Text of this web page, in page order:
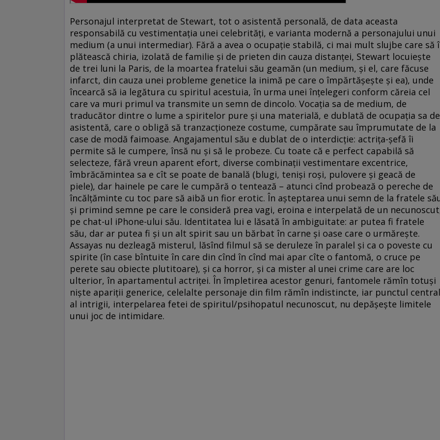
Personajul interpretat de Stewart, tot o asistentă personală, de data aceasta
responsabilă cu vestimentaţia unei celebrităţi, e varianta modernă a personajului unui
medium (a unui intermediar). Fără a avea o ocupaţie stabilă, ci mai mult slujbe care să
plătească chiria, izolată de familie şi de prieten din cauza distanţei, Stewart locuieşte
de trei luni la Paris, de la moartea fratelui său geamăn (un medium, şi el, care făcuse
infarct, din cauza unei probleme genetice la inimă pe care o împărtăşeşte şi ea), unde
încearcă să ia legătura cu spiritul acestuia, în urma unei înţelegeri conform căreia cel
care va muri primul va transmite un semn de dincolo. Vocaţia sa de medium, de
traducător dintre o lume a spiritelor pure şi una materială, e dublată de ocupaţia sa de
asistentă, care o obligă să tranzacţioneze costume, cumpărate sau împrumutate de la
case de modă faimoase. Angajamentul său e dublat de o interdicţie: actriţa-şefă îi
permite să le cumpere, însă nu şi să le probeze. Cu toate că e perfect capabilă să
selecteze, fără vreun aparent efort, diverse combinaţii vestimentare excentrice,
îmbrăcămintea sa e cît se poate de banală (blugi, tenişi roşi, pulovere şi geacă de
piele), dar hainele pe care le cumpără o tentează – atunci cînd probează o pereche de
încălţăminte cu toc pare să aibă un fior erotic. În aşteptarea unui semn de la fratele
şi primind semne pe care le consideră prea vagi, eroina e interpelată de un
pe chat-ul iPhone-ului său. Identitatea lui e lăsată în ambiguitate: ar putea fi fratele
său, dar ar putea fi şi un alt spirit sau un bărbat în carne şi oase care o urmăreşte.
Assayas nu dezleagă misterul, lăsînd filmul să se deruleze în paralel şi ca o poveste cu
spirite (în case bîntuite în care din cînd în cînd mai apar cîte o fantomă, o cruce pe
perete sau obiecte plutitoare), şi ca horror, şi ca mister al unei crime care are loc
ulterior, în apartamentul actriţei. În împletirea acestor genuri, fantomele rămîn totuşi
nişte apariţii generice, celelalte personaje din film rămîn indistincte, iar punctul central
al intrigii, interpelarea fetei de spiritul/psihopatul necunoscut, nu depăşeşte limitele
unui joc de intimidare.